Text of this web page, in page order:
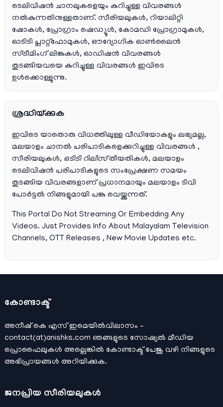
ടെലിവിഷൻ ചാനലുകളെയും കുറിച്ചുള്ള വിവരങ്ങൾ
നൽകുന്നതിനുള്ളതാണ്. സീരിയലുകൾ, റിയാലിറ്റി
ഷോകൾ, പ്രോഗ്രാം ഷെഡ്യൂൾ, കോമഡി പ്രോഗ്രാമുകൾ,
ഓടിടി പ്ലാറ്റ്‌ഫോമുകൾ, ഔദ്യോഗിക ഓൺലൈൻ
സ്ട്രീമിംഗ് ലിങ്കുകൾ, ഓഡിഷൻ വിവരങ്ങൾ
തുടങ്ങിയവയെ കുറിച്ചുള്ള വിവരങ്ങൾ ഇവിടെ
ഉൾക്കൊള്ളുന്നു.
ശ്രദ്ധിയ്ക്കുക
ഇവിടെ യാതൊരു വിധത്തിലുള്ള വീഡിയോകളും ലഭ്യമല്ല,
മലയാളം ചാനല്‍ പരിപാടികളെക്കുറിച്ചുള്ള വിവരങ്ങള്‍ ,
സീരിയലുകള്‍, ഒടിടി റിലീസ്തീയതികള്‍, മലയാളം
ടെലിവിഷന്‍ പരിപാടികളുടെ സംപ്രേക്ഷണ സമയം
തുടങ്ങിയ വിവരങ്ങളാണ് പ്രധാനമായും മലയാളം ടിവി
പോര്‍ട്ടല്‍ നിങ്ങളുമായി പങ്കു വെയ്ക്കുന്നത്.
This Portal Do Not Streaming Or Embedding Any
Videos. Just Provides Info About Malayalam Television
Channels, OTT Releases , New Movie Updates etc.
കോണ്ടാക്ട്
അനീഷ്‌ കെ എസ് ഇമെയില്‍വിലാസം –
contact(at)anishks.com ഞങ്ങളുടെ സോഷ്യല്‍ മീഡിയ
പ്രൊഫൈലുകള്‍ അല്ലെങ്കില്‍ കോണ്ടാക്ട്പേജു വഴി നിങ്ങളുടെ
അഭിപ്രായങ്ങള്‍ അറിയിക്കുക.
ജനപ്രിയ സീരിയലുകള്‍